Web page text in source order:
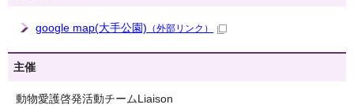
google map(大手公園) （外部リンク）
主催
動物愛護啓発活動チームLiaison